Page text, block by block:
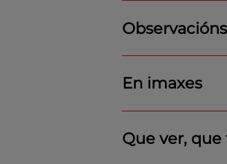
Observacións
En imaxes
Que ver, que